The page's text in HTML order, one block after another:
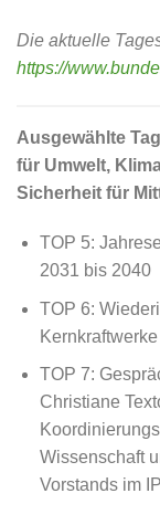
Die aktuelle
https://
Ausgewählte
für Umwelt,
Sicherheit für
TOP 5:
2031 bis 2040
TOP 6:
Kernkraftwerke
TOP 7:
Christiane
Wissenschaft
Vorstands im